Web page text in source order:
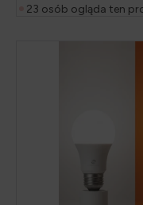
23 osób ogląda ten